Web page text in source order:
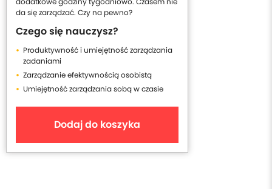
da się zarządzać. Czy na pewno?
Czego się nauczysz?
Produktywność i umiejętność zarządzania
zadaniami
Zarządzanie efektywnością osobistą
Umiejętność zarządzania sobą w czasie
Dodaj do koszyka